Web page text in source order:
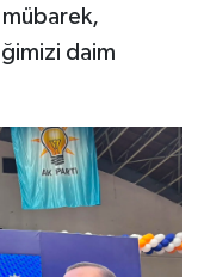
mübarek,
daim